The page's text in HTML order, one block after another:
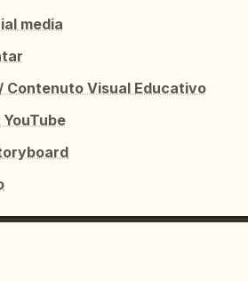
media
Contenuto Visual Educativo